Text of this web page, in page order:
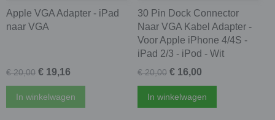
Apple VGA Adapter - iPad
naar VGA
€ 20,00 € 19,16
In winkelwagen
30 Pin Dock Connector
Naar VGA Kabel Adapter -
Voor Apple iPhone 4/4S -
iPad 2/3 - iPod - Wit
€ 20,00 € 16,00
In winkelwagen